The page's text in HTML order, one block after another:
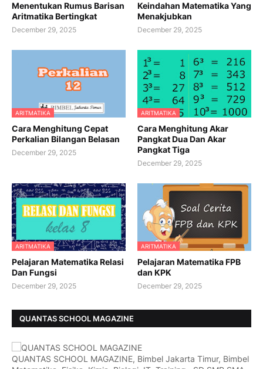
Menentukan Rumus Barisan
Aritmatika Bertingkat
December 29, 2025
Keindahan Matematika Yang
Menakjubkan
December 29, 2025
ARITMATIKA
Cara Menghitung Cepat
Perkalian Bilangan Belasan
December 29, 2025
ARITMATIKA
Cara Menghitung Akar
Pangkat Dua Dan Akar
Pangkat Tiga
December 29, 2025
ARITMATIKA
Pelajaran Matematika Relasi
Dan Fungsi
December 29, 2025
ARITMATIKA
Pelajaran Matematika FPB
dan KPK
December 29, 2025
QUANTAS SCHOOL MAGAZINE
QUANTAS SCHOOL MAGAZINE, Bimbel Jakarta Timur, Bimbel